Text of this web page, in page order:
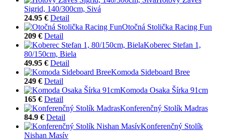
Sigrid, 140/300cm, Sivá
24.95 € Detail
Otočná Stolička Racing Fun
209 € Detail
Koberec Stefan 1,
80/150cm, Biela
49.95 € Detail
Komoda Sideboard Bree
249 € Detail
Komoda Osaka Šírka 91cm
165 € Detail
Konferenčný Stolík Madras
84.9 € Detail
Konferenčný Stolík
Nishan Masív